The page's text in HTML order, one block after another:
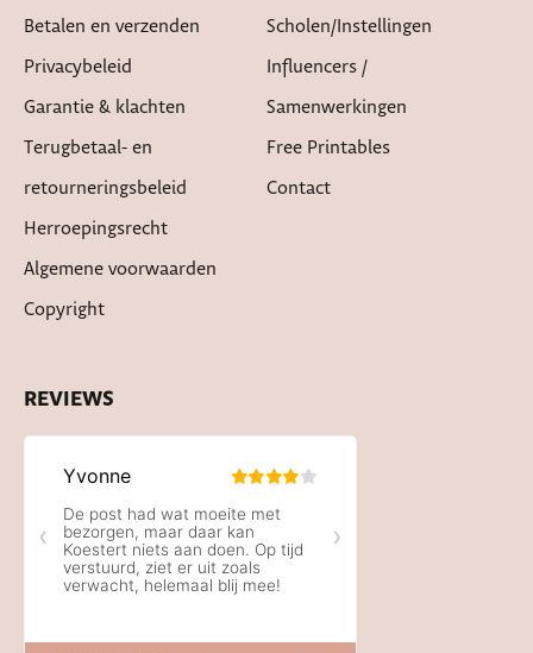
Betalen en verzenden
Privacybeleid
Garantie & klachten
Terugbetaal- en
retourneringsbeleid
Herroepingsrecht
Algemene voorwaarden
Copyright
Scholen/instellingen
Influencers /
Samenwerkingen
Free Printables
Contact
REVIEWS